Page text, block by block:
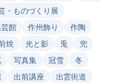
・ものづくり展
館 作州飾り
作陶
焼 光と影 兎
兜
写真集 冠雪
冬
出前講座
出雲街道